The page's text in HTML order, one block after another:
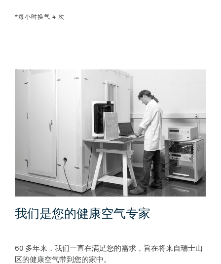
*每小时换气 4 次
我们是您的健康空气专家
60 多年来，我们一直在满足您的需求，旨在将来自瑞士山
区的健康空气带到您的家中。